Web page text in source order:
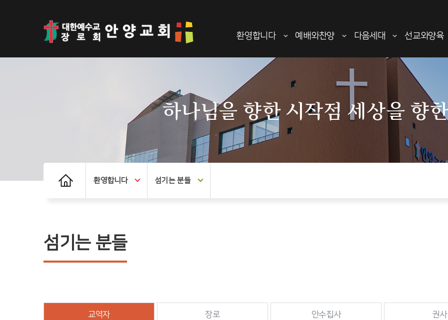
환영합니다 예배와찬양 다음세대 선교와양육
하나님을 향한 시작점 세상을 향
환영합니다 섬기는 분들
섬기는 분들
교역자 장로 안수집사 권사